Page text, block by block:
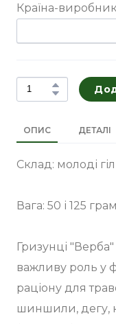
Країна-виробник
ОПИС ДЕТАЛІ
Склад: молоді
Вага: 50 і 125 грам
Гризунці "Верба"
важливу роль у
раціону для
шиншили, дегу,